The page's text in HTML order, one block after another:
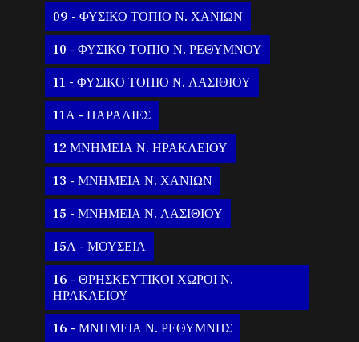
09 - ΦΥΣΙΚΟ ΤΟΠΙΟ Ν. ΧΑΝΙΩΝ
10 - ΦΥΣΙΚΟ ΤΟΠΙΟ Ν. ΡΕΘΥΜΝΟΥ
11 - ΦΥΣΙΚΟ ΤΟΠΙΟ Ν. ΛΑΣΙΘΙΟΥ
11Α - ΠΑΡΑΛΙΕΣ
12 ΜΝΗΜΕΙΑ Ν. ΗΡΑΚΛΕΙΟΥ
13 - ΜΝΗΜΕΙΑ Ν. ΧΑΝΙΩΝ
15 - ΜΝΗΜΕΙΑ Ν. ΛΑΣΙΘΙΟΥ
15Α - ΜΟΥΣΕΙΑ
16 - ΘΡΗΣΚΕΥΤΙΚΟΙ ΧΩΡΟΙ Ν.
ΗΡΑΚΛΕΙΟΥ
16 - ΜΝΗΜΕΙΑ Ν. ΡΕΘΥΜΝΗΣ